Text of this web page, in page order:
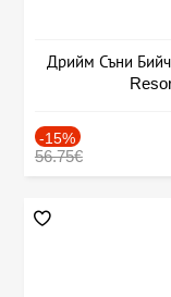
Дрийм Съни
-15%
56.75€